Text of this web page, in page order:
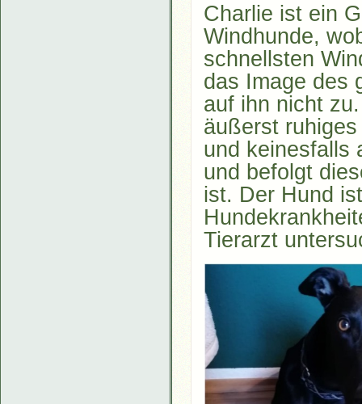
Charlie ist ein
Windhunde,
schnellsten
das Image des
auf ihn nicht
äußerst
und keinesfalls
und befolgt
ist. Der Hund
Tierarzt